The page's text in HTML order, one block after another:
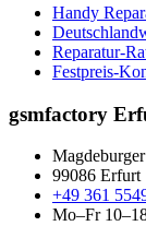
Handy
Reparatur-
Festpreis-
gsmfactory
99086 Erfurt
+49 361
Mo–Fr